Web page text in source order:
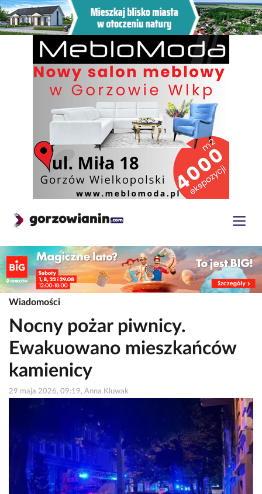
Wiadomości
Nocny pożar piwnicy.
Ewakuowano mieszkańców
kamienicy
29 maja 2026, 09:19, Anna Kluwak